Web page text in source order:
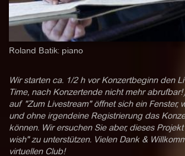
Roland Batik: piano
Wir starten ca. 1/2 h vor Konzertbeginn den
Time, nach Konzertende nicht mehr
auf "Zum Livestream" öffnet sich ein Fenster,
und ohne irgendeine Registrierung das
können. Wir ersuchen Sie aber, dieses
wish" zu unterstützen. Vielen Dank &
virtuellen Club!